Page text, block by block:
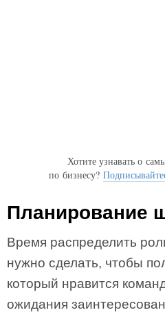
Хотите узнавать о
по бизнесу?
Планирование
Время распределить
нужно сделать, чтобы
который нравится
ожидания